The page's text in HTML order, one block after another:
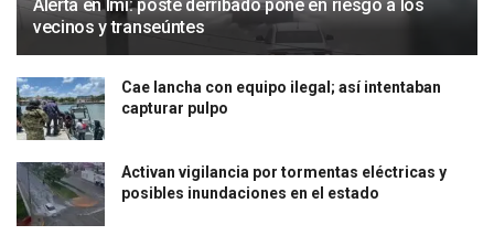
Alerta en Imí: poste derribado pone en riesgo a los
vecinos y transeúntes
Cae lancha con equipo ilegal; así intentaban
capturar pulpo
Activan vigilancia por tormentas eléctricas y
posibles inundaciones en el estado